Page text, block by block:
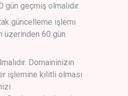
geçmiş olmalıdır.
güncelleme işlemi
üzerinden 60 gün
Domaininizin
işlemine kilitli olması